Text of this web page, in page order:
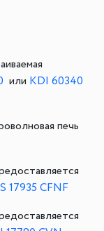
или KDI 60340
печь
17935 CFNF